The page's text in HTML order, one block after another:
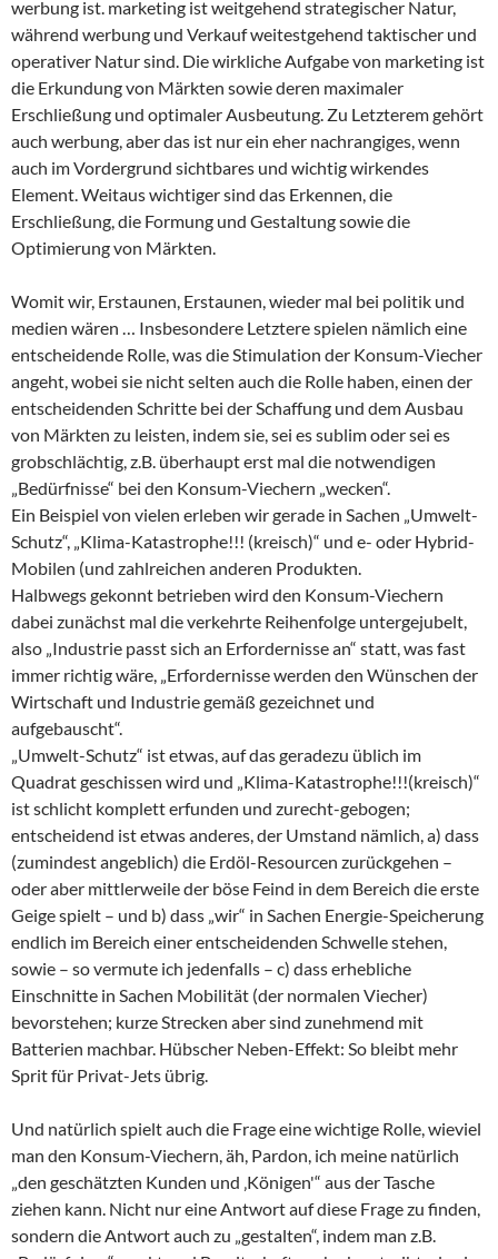
werbung ist. marketing ist weitgehend strategischer Natur,
während werbung und Verkauf weitestgehend taktischer und
operativer Natur sind. Die wirkliche Aufgabe von marketing ist
die Erkundung von Märkten sowie deren maximaler
Erschließung und optimaler Ausbeutung. Zu Letzterem gehört
auch werbung, aber das ist nur ein eher nachrangiges, wenn
auch im Vordergrund sichtbares und wichtig wirkendes
Element. Weitaus wichtiger sind das Erkennen, die
Erschließung, die Formung und Gestaltung sowie die
Optimierung von Märkten.
Womit wir, Erstaunen, Erstaunen, wieder mal bei politik und
medien wären … Insbesondere Letztere spielen nämlich eine
entscheidende Rolle, was die Stimulation der Konsum-Viecher
angeht, wobei sie nicht selten auch die Rolle haben, einen der
entscheidenden Schritte bei der Schaffung und dem Ausbau
von Märkten zu leisten, indem sie, sei es sublim oder sei es
grobschlächtig, z.B. überhaupt erst mal die notwendigen
„Bedürfnisse“ bei den Konsum-Viechern „wecken“.
Ein Beispiel von vielen erleben wir gerade in Sachen „Umwelt-
Schutz“, „Klima-Katastrophe!!! (kreisch)“ und e- oder Hybrid-
Mobilen (und zahlreichen anderen Produkten.
Halbwegs gekonnt betrieben wird den Konsum-Viechern
dabei zunächst mal die verkehrte Reihenfolge untergejubelt,
also „Industrie passt sich an Erfordernisse an“ statt, was fast
immer richtig wäre, „Erfordernisse werden den Wünschen der
Wirtschaft und Industrie gemäß gezeichnet und
aufgebauscht“.
„Umwelt-Schutz“ ist etwas, auf das geradezu üblich im
Quadrat geschissen wird und „Klima-Katastrophe!!!(kreisch)“
ist schlicht komplett erfunden und zurecht-gebogen;
entscheidend ist etwas anderes, der Umstand nämlich, a) dass
(zumindest angeblich) die Erdöl-Resourcen zurückgehen –
oder aber mittlerweile der böse Feind in dem Bereich die erste
Geige spielt – und b) dass „wir“ in Sachen Energie-Speicherung
endlich im Bereich einer entscheidenden Schwelle stehen,
sowie – so vermute ich jedenfalls – c) dass erhebliche
Einschnitte in Sachen Mobilität (der normalen Viecher)
bevorstehen; kurze Strecken aber sind zunehmend mit
Batterien machbar. Hübscher Neben-Effekt: So bleibt mehr
Sprit für Privat-Jets übrig.
Und natürlich spielt auch die Frage eine wichtige Rolle, wieviel
man den Konsum-Viechern, äh, Pardon, ich meine natürlich
„den geschätzten Kunden und ‚Königen'“ aus der Tasche
ziehen kann. Nicht nur eine Antwort auf diese Frage zu finden,
sondern die Antwort auch zu „gestalten“, indem man z.B.